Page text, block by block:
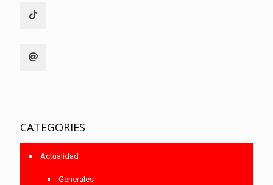
CATEGORIES
Actualidad
Generales